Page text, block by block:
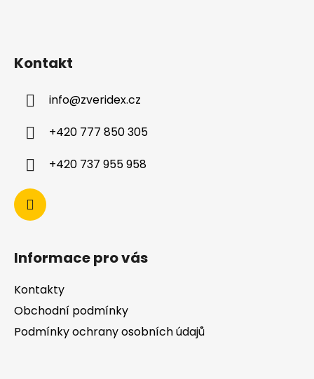
Kontakt
info@zveridex.cz
+420 777 850 305
+420 737 955 958
Informace pro vás
Kontakty
Obchodní podmínky
Podmínky ochrany osobních údajů